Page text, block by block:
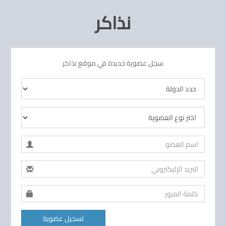
نذاكر
سجل عضوية جديدة في موقع نذاكر
تسجيل عضوية